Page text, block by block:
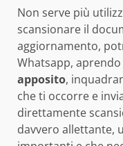
Non serve più
scansionare il
aggiornamento,
Whatsapp, aprendo
apposito,
che ti occorre e
direttamente
davvero allettante,